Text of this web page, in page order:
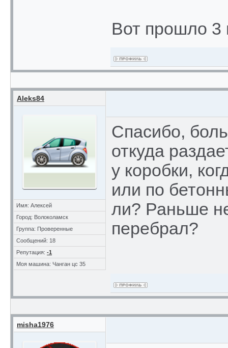
Вот прошло 3
Aleks84
Имя: Алексей
Город: Волоколамск
Группа: Проверенные
Сообщений: 18
Репутация: -1
Моя машина: Чанган цс 35
Спасибо,
откуда
у коробки,
или по
ли? Раньше
перебрал?
misha1976